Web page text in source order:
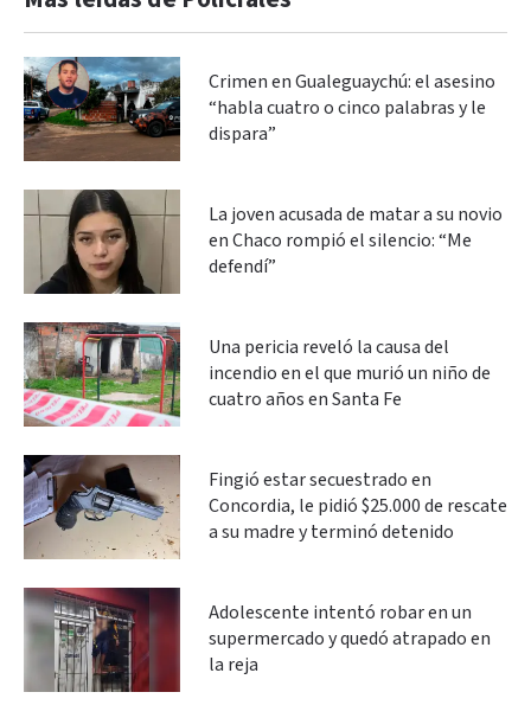
Crimen en Gualeguaychú: el asesino
“habla cuatro o cinco palabras y le
dispara”
La joven acusada de matar a su novio
en Chaco rompió el silencio: “Me
defendí”
Una pericia reveló la causa del
incendio en el que murió un niño de
cuatro años en Santa Fe
Fingió estar secuestrado en
Concordia, le pidió $25.000 de rescate
a su madre y terminó detenido
Adolescente intentó robar en un
supermercado y quedó atrapado en
la reja